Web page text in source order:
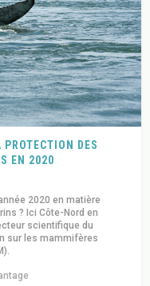
DES
EN 2020
2020 en matière
? Ici Côte-Nord en
scientifique du
sur les mammifères